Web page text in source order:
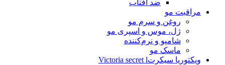
ضد افتاب
مراقبت مو
روغن و سرم مو
ژل، موس و اسپری مو
شامپو و نرم‌کننده
ماسک مو
ویکتوریا سیکرتVictoria secret l